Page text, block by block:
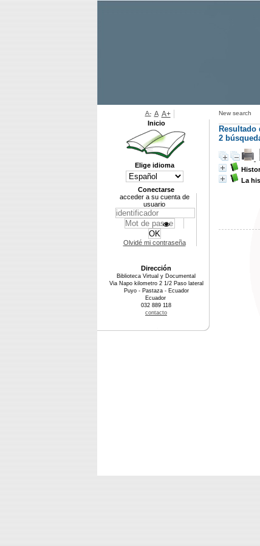
New search
Resultado
2
La
A- A A+
Inicio
Elige idioma
Conectarse
acceder a su cuenta de
usuario
Olvidé mi contraseña
Dirección
Biblioteca Virtual y Documental
Via Napo kilometro 2 1/2 Paso lateral
Puyo - Pastaza - Ecuador
Ecuador
032 889 118
contacto